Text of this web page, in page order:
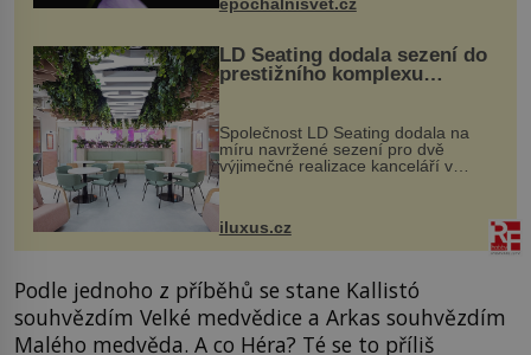
vstupenka...
LD Seating dodala sezení do
prestižního komplexu
MediaCityUK v Salfordu
Společnost LD Seating dodala na
míru navržené sezení pro dvě
výjimečné realizace kanceláří v
areálu MediaCityUK v anglickém
budov Media...
iluxus.cz
Podle jednoho z příběhů se stane Kallistó
souhvězdím Velké medvědice a Arkas souhvězdím
Malého medvěda. A co Héra? Té se to příliš